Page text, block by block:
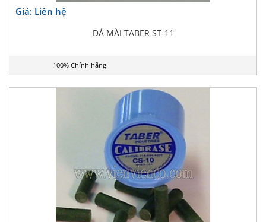
Giá: Liên hệ
ĐÁ MÀI TABER ST-11
100% Chính hãng